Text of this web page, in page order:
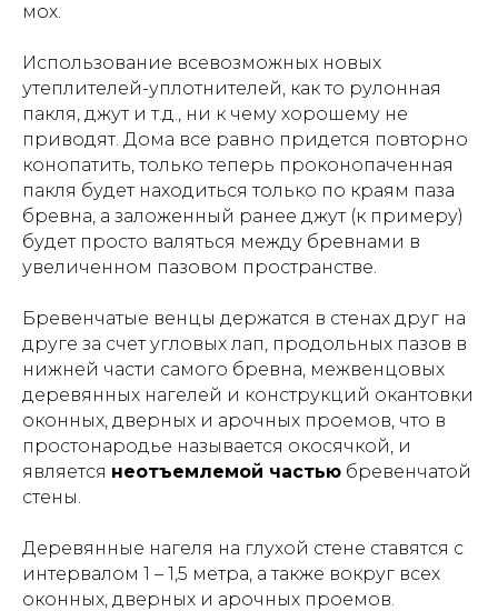
мох.
Использование всевозможных новых
утеплителей-уплотнителей, как то рулонная
пакля, джут и т.д., ни к чему хорошему не
приводят. Дома все равно придется повторно
конопатить, только теперь проконопаченная
пакля будет находиться только по краям паза
бревна, а заложенный ранее джут (к примеру)
будет просто валяться между бревнами в
увеличенном пазовом пространстве.
Бревенчатые венцы держатся в стенах друг на
друге за счет угловых лап, продольных пазов в
нижней части самого бревна, межвенцовых
деревянных нагелей и конструкций окантовки
оконных, дверных и арочных проемов, что в
простонародье называется окосячкой, и
является неотъемлемой частью бревенчатой
стены.
Деревянные нагеля на глухой стене ставятся с
интервалом 1 – 1,5 метра, а также вокруг всех
оконных, дверных и арочных проемов.